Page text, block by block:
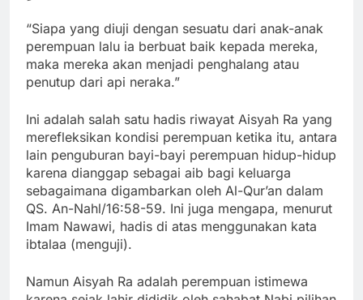
“Siapa yang diuji dengan sesuatu dari anak-anak
perempuan lalu ia berbuat baik kepada mereka,
maka mereka akan menjadi penghalang atau
penutup dari api neraka.”
Ini adalah salah satu hadis riwayat Aisyah Ra yang
merefleksikan kondisi perempuan ketika itu, antara
lain penguburan bayi-bayi perempuan hidup-hidup
karena dianggap sebagai aib bagi keluarga
sebagaimana digambarkan oleh Al-Qur’an dalam
QS. An-Nahl/16:58-59. Ini juga mengapa, menurut
Imam Nawawi, hadis di atas menggunakan kata
ibtalaa (menguji).
Namun Aisyah Ra adalah perempuan istimewa